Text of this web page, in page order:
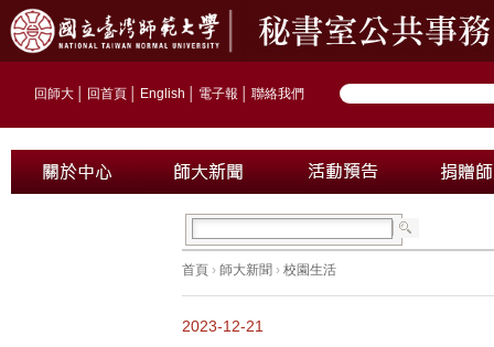
回師大 回首頁 English 電子報 聯絡我們
首頁 › 師大新聞 › 校園生活
2023-12-21